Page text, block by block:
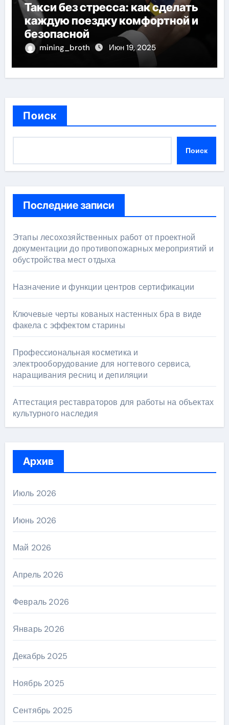
Такси без стресса: как сделать
каждую поездку комфортной и
безопасной
mining_broth Июн 19, 2025
Поиск
Поиск
Последние записи
Этапы лесохозяйственных работ от проектной
документации до противопожарных мероприятий и
обустройства мест отдыха
Назначение и функции центров сертификации
Ключевые черты кованых настенных бра в виде
факела с эффектом старины
Профессиональная косметика и
электрооборудование для ногтевого сервиса,
наращивания ресниц и депиляции
Аттестация реставраторов для работы на объектах
культурного наследия
Архив
Июль 2026
Июнь 2026
Май 2026
Апрель 2026
Февраль 2026
Январь 2026
Декабрь 2025
Ноябрь 2025
Сентябрь 2025